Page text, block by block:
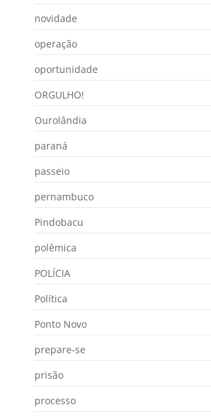
novidade
operação
oportunidade
ORGULHO!
Ourolândia
paraná
passeio
pernambuco
Pindobacu
polêmica
POLÍCIA
Política
Ponto Novo
prepare-se
prisão
processo